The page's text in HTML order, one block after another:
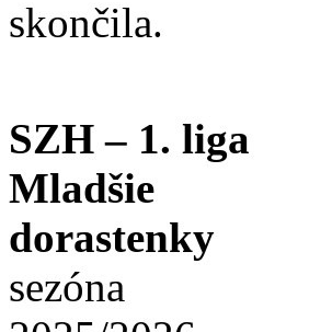
skončila.
SZH – 1. liga
Mladšie
dorastenky
sezóna